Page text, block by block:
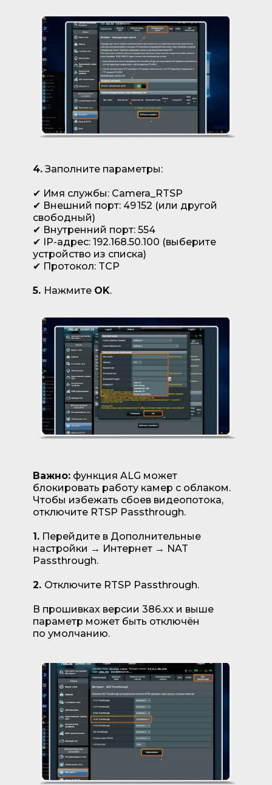
4.Заполните параметры:
✔ Имя службы: Camera_RTSP
✔ Внешний порт: 49 152 (или другой
свободный)
✔ Внутренний порт: 554
✔ IP-адрес: 192.168.50.100 (выберите
устройство из списка)
✔ Протокол: TCP
5. Нажмите OK.
Важно: функция ALG может
блокировать работу камер с облаком.
Чтобы избежать сбоев видеопотока,
отключите RTSP Passthrough.
1. Перейдите в Дополнительные
настройки → Интернет → NAT
Passthrough.
2. Отключите RTSP Passthrough.
В прошивках версии 386.xx и выше
параметр может быть отключён
по умолчанию.